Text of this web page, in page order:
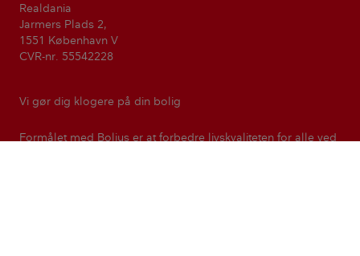
Realdania
Jarmers Plads 2,
1551 København V
CVR-nr. 55542228
Vi gør dig klogere på din bolig
Formålet med Bolius er at forbedre livskvaliteten for alle ved